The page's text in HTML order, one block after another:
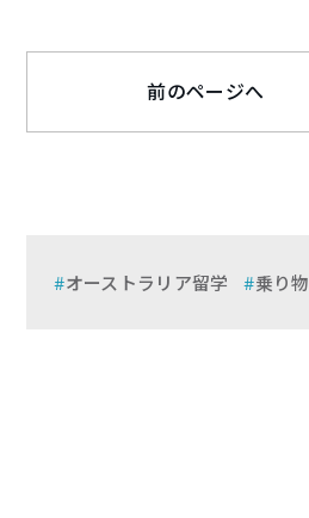
前のページへ
オーストラリア留学 乗り物